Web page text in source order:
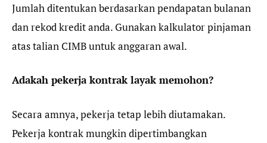
Jumlah ditentukan berdasarkan pendapatan bulanan
dan rekod kredit anda. Gunakan kalkulator pinjaman
atas talian CIMB untuk anggaran awal.
Adakah pekerja kontrak layak memohon?
Secara amnya, pekerja tetap lebih diutamakan.
Pekerja kontrak mungkin dipertimbangkan